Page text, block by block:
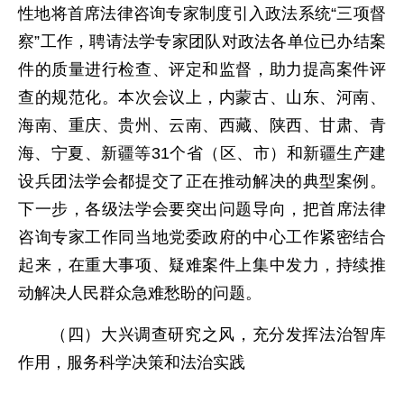
性地将首席法律咨询专家制度引入政法系统“三项督
察”工作，聘请法学专家团队对政法各单位已办结案
件的质量进行检查、评定和监督，助力提高案件评
查的规范化。本次会议上，内蒙古、山东、河南、
海南、重庆、贵州、云南、西藏、陕西、甘肃、青
海、宁夏、新疆等31个省（区、市）和新疆生产建
设兵团法学会都提交了正在推动解决的典型案例。
下一步，各级法学会要突出问题导向，把首席法律
咨询专家工作同当地党委政府的中心工作紧密结合
起来，在重大事项、疑难案件上集中发力，持续推
动解决人民群众急难愁盼的问题。
（四）大兴调查研究之风，充分发挥法治智库
作用，服务科学决策和法治实践